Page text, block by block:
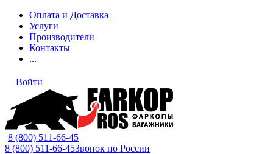
Оплата и Доставка
Услуги
Производители
Контакты
...
Войти
8 (800) 511-66-45
8 (800) 511-66-45Звонок по России